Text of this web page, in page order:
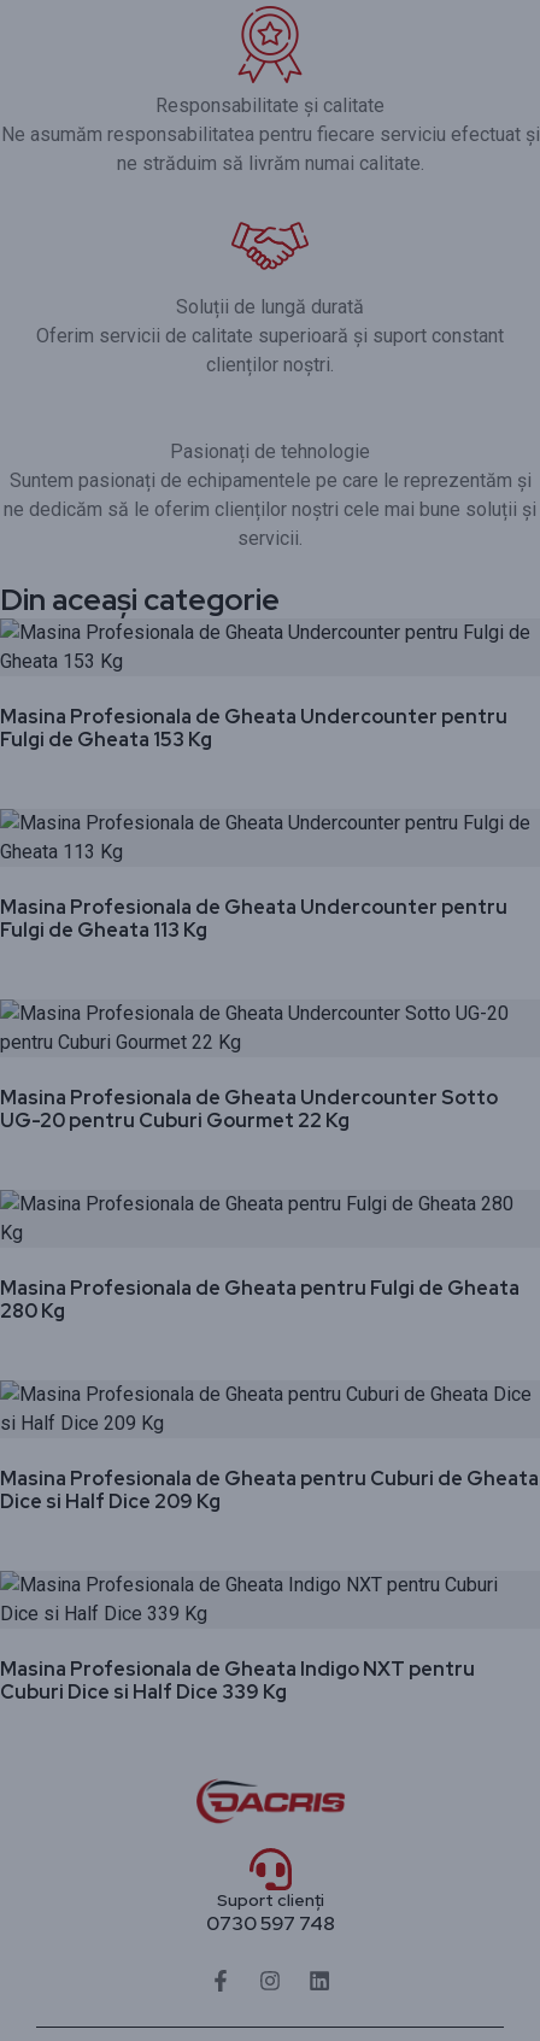
Responsabilitate și calitate
Ne asumăm responsabilitatea pentru fiecare serviciu efectuat și
ne străduim să livrăm numai calitate.
Soluții de lungă durată
Oferim servicii de calitate superioară și suport constant
clienților noștri.
Pasionați de tehnologie
Suntem pasionați de echipamentele pe care le reprezentăm și
ne dedicăm să le oferim clienților noștri cele mai bune soluții și
servicii.
Din aceași categorie
Masina Profesionala de Gheata Undercounter pentru
Fulgi de Gheata 153 Kg
Masina Profesionala de Gheata Undercounter pentru
Fulgi de Gheata 113 Kg
Masina Profesionala de Gheata Undercounter Sotto
UG-20 pentru Cuburi Gourmet 22 Kg
Masina Profesionala de Gheata pentru Fulgi de Gheata
280 Kg
Masina Profesionala de Gheata pentru Cuburi de Gheata
Dice si Half Dice 209 Kg
Masina Profesionala de Gheata Indigo NXT pentru
Cuburi Dice si Half Dice 339 Kg
Suport clienți
0730 597 748